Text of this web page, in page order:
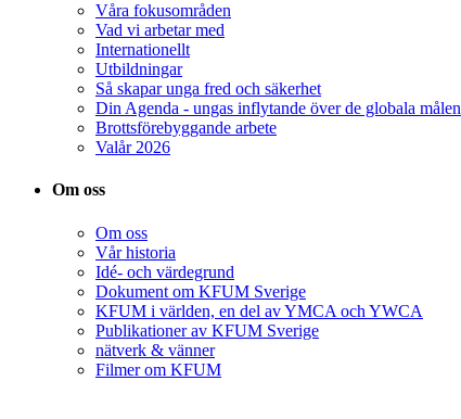
Våra fokusområden
Vad vi arbetar med
Internationellt
Utbildningar
Så skapar unga fred och säkerhet
Din Agenda - ungas inflytande över de globala målen
Brottsförebyggande arbete
Valår 2026
Om oss
Om oss
Vår historia
Idé- och värdegrund
Dokument om KFUM Sverige
KFUM i världen, en del av YMCA och YWCA
Publikationer av KFUM Sverige
nätverk & vänner
Filmer om KFUM